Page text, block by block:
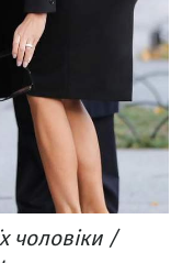
чоловіки /